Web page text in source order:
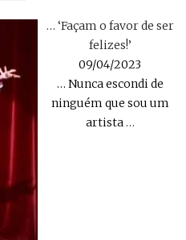
… ‘Façam o favor de ser
felizes!’
09/04/2023
… Nunca escondi de
ninguém que sou um
artista …